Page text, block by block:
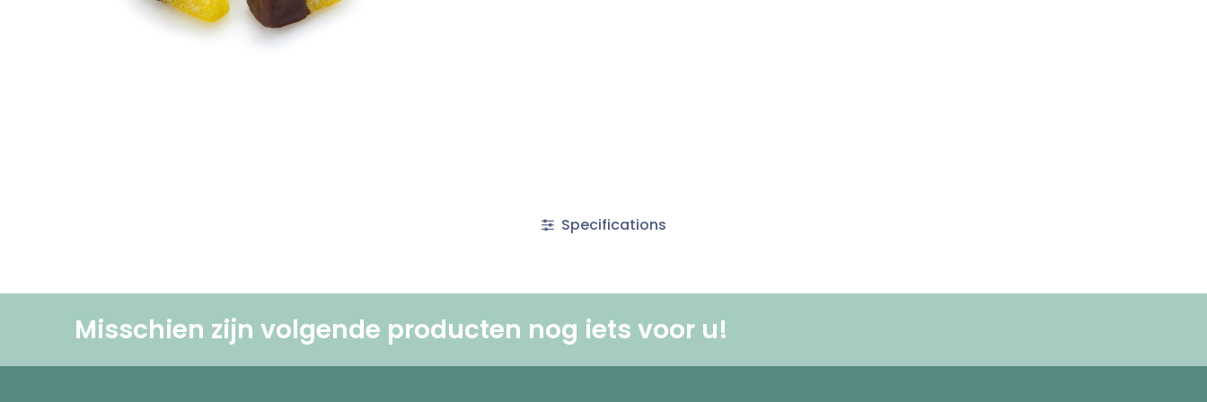
Specifications
Misschien zijn volgende producten nog iets voor u! ​